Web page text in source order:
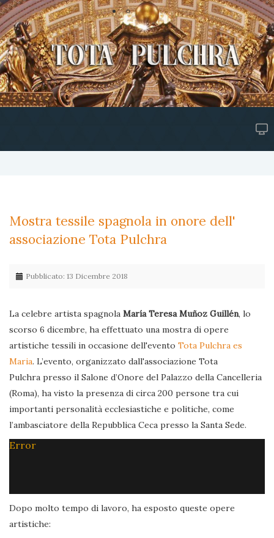
Mostra tessile spagnola in onore dell'
associazione Tota Pulchra
Pubblicato: 13 Dicembre 2018
La celebre artista spagnola María Teresa Muñoz Guillén, lo
scorso 6 dicembre, ha effettuato una mostra di opere
artistiche tessili in occasione dell'evento Tota Pulchra es
Maria. L’evento, organizzato dall'associazione Tota
Pulchra presso il Salone d’Onore del Palazzo della Cancelleria
(Roma), ha visto la presenza di circa 200 persone tra cui
importanti personalità ecclesiastiche e politiche, come
l’ambasciatore della Repubblica Ceca presso la Santa Sede.
Error
Dopo molto tempo di lavoro, ha esposto queste opere
artistiche: